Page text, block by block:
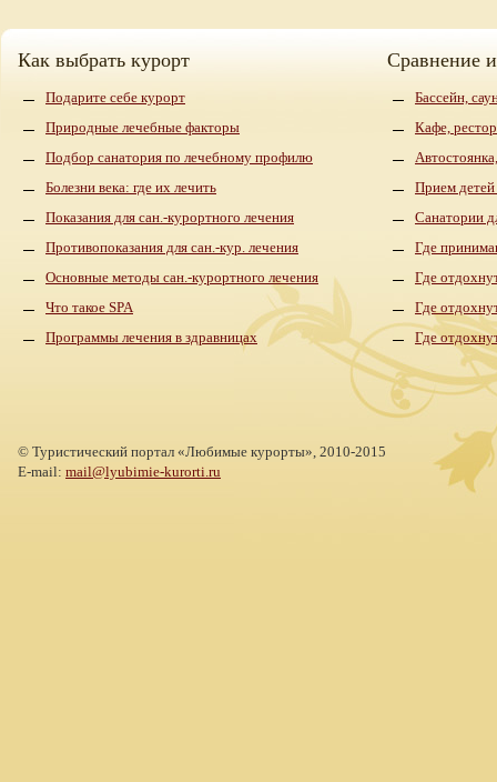
Как выбрать курорт
Подарите себе курорт
Природные лечебные факторы
Подбор санатория по лечебному профилю
Болезни века: где их лечить
Показания для сан.-курортного лечения
Противопоказания для сан.-кур. лечения
Основные методы сан.-курортного лечения
Что такое SPA
Программы лечения в здравницах
Сравнение
Бассейн,
Кафе,
Прием детей
Санатории
Где
Где
Где
Где
© Туристический портал «Любимые курорты», 2010-2015
E-mail: mail@lyubimie-kurorti.ru